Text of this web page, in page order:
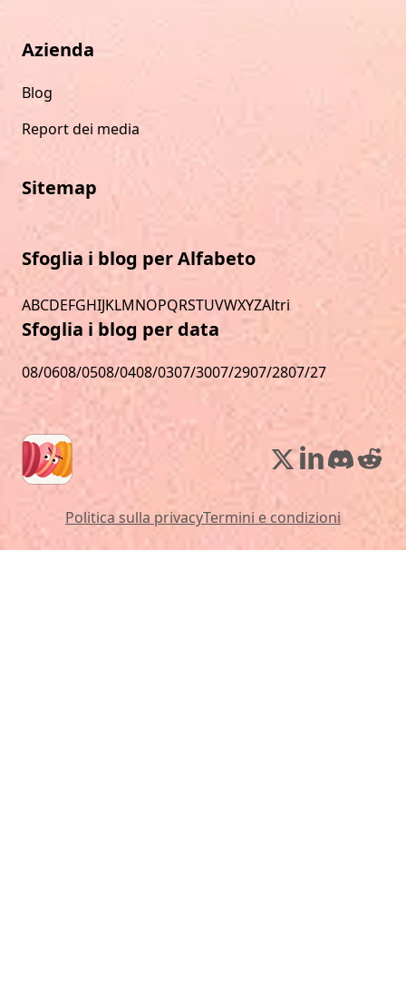
Azienda
Blog
Report dei media
Sitemap
Sfoglia i blog per Alfabeto
ABCDEFGHIJKLMNOPQRSTUVWXYZAltri
Sfoglia i blog per data
08/0608/0508/0408/0307/3007/2907/2807/27
Politica sulla privacyTermini e condizioni